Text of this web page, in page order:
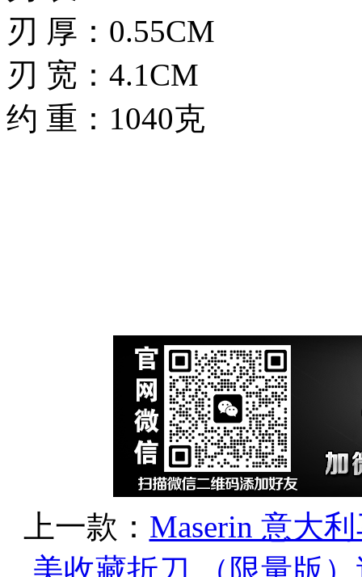
刃 厚：0.55CM
刃 宽：4.1CM
约 重：1040克
上一款： Maserin 意大
美收藏折刀 （限量版